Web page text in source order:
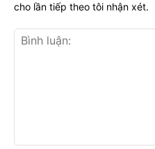
cho lần tiếp theo tôi nhận xét.